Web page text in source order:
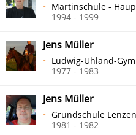
Martinschule -
1994 - 1999
Jens Müller
Ludwig-Uhland-
1977 - 1983
Jens Müller
Grundschule Lenzen
1981 - 1982